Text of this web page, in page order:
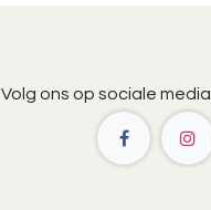
Volg ons op sociale media